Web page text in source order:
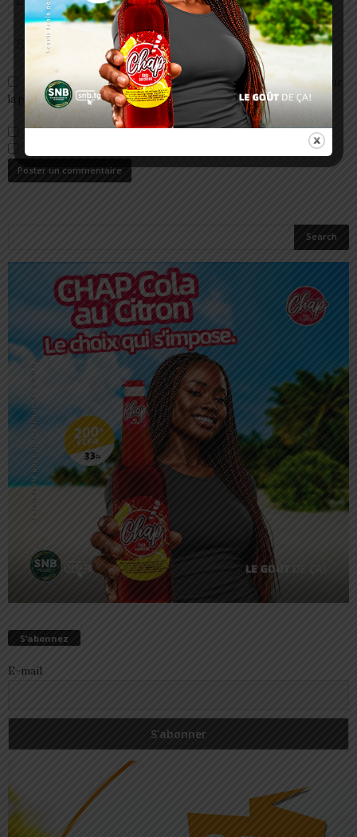
Enregistrer mon nom, email et site web dans ce navigateur pour
la prochaine fois que je commenterai.
Prévenez-moi de tous les nouveaux commentaires par e-mail.
S’abonnez
E-mail